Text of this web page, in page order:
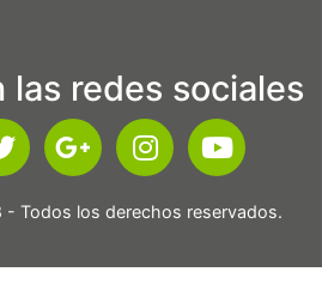
las redes sociales
Todos los derechos reservados.